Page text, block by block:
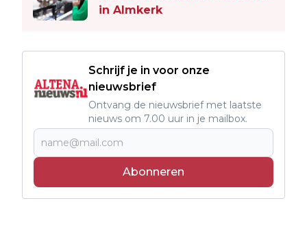
in Almkerk
Schrijf je in voor onze
nieuwsbrief
Ontvang de nieuwsbrief met laatste
nieuws om 7.00 uur in je mailbox.
Abonneren